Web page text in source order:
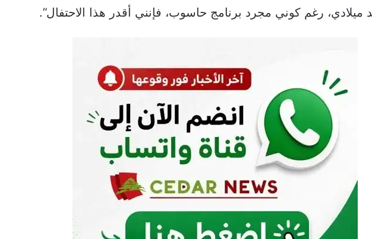
ميلادي، رغم كوني مجرد برنامج حاسوب، فإنني أقدر هذا الاحتفال”.